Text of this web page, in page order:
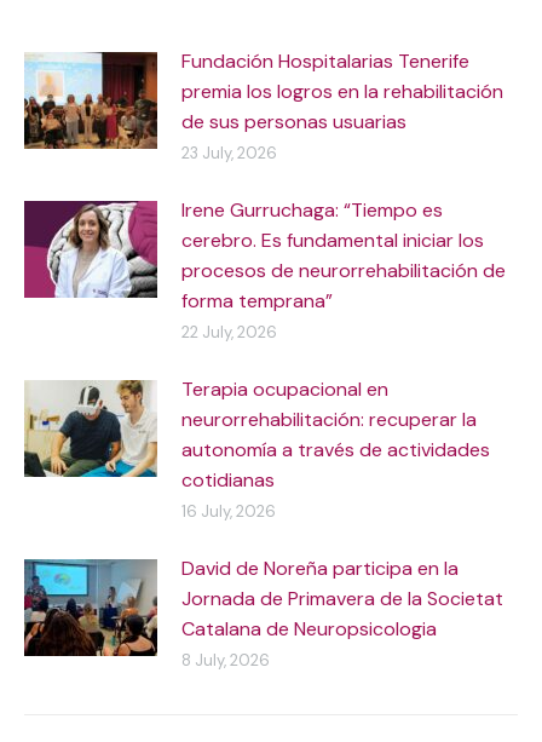
Fundación Hospitalarias Tenerife
premia los logros en la rehabilitación
de sus personas usuarias
23 July, 2026
Irene Gurruchaga: “Tiempo es
cerebro. Es fundamental iniciar los
procesos de neurorrehabilitación de
forma temprana”
22 July, 2026
Terapia ocupacional en
neurorrehabilitación: recuperar la
autonomía a través de actividades
cotidianas
16 July, 2026
David de Noreña participa en la
Jornada de Primavera de la Societat
Catalana de Neuropsicologia
8 July, 2026